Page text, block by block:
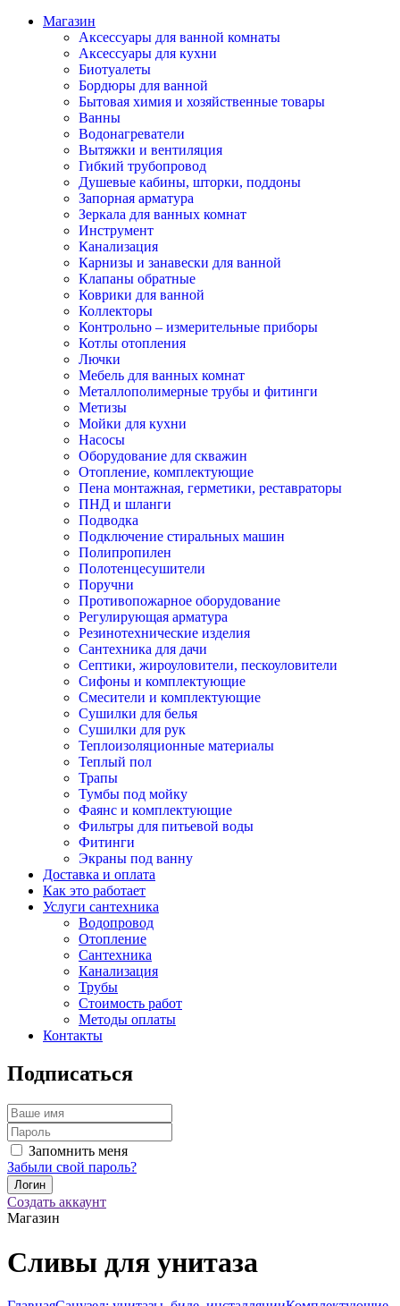
Магазин
Аксессуары для ванной комнаты
Аксессуары для кухни
Биотуалеты
Бордюры для ванной
Бытовая химия и хозяйственные товары
Ванны
Водонагреватели
Вытяжки и вентиляция
Гибкий трубопровод
Душевые кабины, шторки, поддоны
Запорная арматура
Зеркала для ванных комнат
Инструмент
Канализация
Карнизы и занавески для ванной
Клапаны обратные
Коврики для ванной
Коллекторы
Контрольно – измерительные приборы
Котлы отопления
Лючки
Мебель для ванных комнат
Металлополимерные трубы и фитинги
Метизы
Мойки для кухни
Насосы
Оборудование для скважин
Отопление, комплектующие
Пена монтажная, герметики, реставраторы
ПНД и шланги
Подводка
Подключение стиральных машин
Полипропилен
Полотенцесушители
Поручни
Противопожарное оборудование
Регулирующая арматура
Резинотехнические изделия
Сантехника для дачи
Септики, жироуловители, пескоуловители
Сифоны и комплектующие
Смесители и комплектующие
Сушилки для белья
Сушилки для рук
Теплоизоляционные материалы
Теплый пол
Трапы
Тумбы под мойку
Фаянс и комплектующие
Фильтры для питьевой воды
Фитинги
Экраны под ванну
Доставка и оплата
Как это работает
Услуги сантехника
Водопровод
Отопление
Сантехника
Канализация
Трубы
Стоимость работ
Методы оплаты
Контакты
Подписаться
Запомнить меня
Забыли свой пароль?
Создать аккаунт
Магазин
Сливы для унитаза